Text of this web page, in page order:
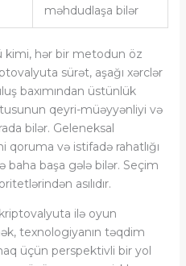
məhdudlaşa bilər
kimi, hər bir metodun öz
sürət, aşağı xərclər
baxımından üstünlük
qeyri-müəyyənliyi və
bilər. Geleneksal
və istifadə rahatlığı
baha başa gələ bilər. Seçim
asılıdır.
ilə oyun
texnologiyanın təqdim
üçün perspektivli bir yol